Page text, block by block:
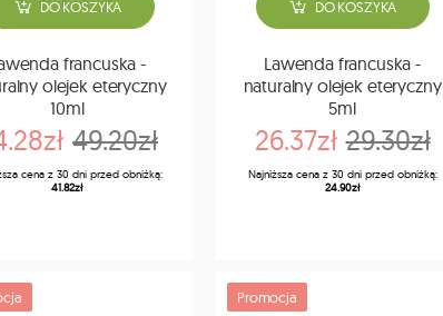
DO KOSZYKA
francuska -
olejek eteryczny
10ml
49.20zł
cena z 30 dni przed obniżką:
41.82zł
DO KOSZYKA
Lawenda francuska -
naturalny olejek eteryczny
5ml
26.37zł 29.30zł
Najniższa cena z 30 dni przed obniżką:
24.90zł
Promocja